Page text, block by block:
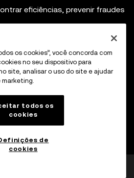
eficiências, prevenir fraudes
iguais quanto ao progresso
à adoção de cripto e, embora
frente, não faltam espaços
os cookies”, você concorda com
no seu dispositivo para
site, analisar o uso do site e ajudar
marketing.
todos os
cookies
de
cookies